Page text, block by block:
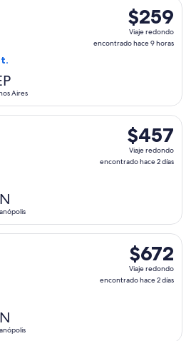
$259
Viaje
redondo,
$259
Viaje redondo
encontrado hace 9 horas
Aires
Argentinas, con salida el
$457
Viaje
redondo,
$457
Viaje redondo
encontrado hace 2 días
Airlines Group, con salida el
$672
Viaje
redondo,
$672
Viaje redondo
encontrado hace 2 días
Linhas Aereas S.A., con salida